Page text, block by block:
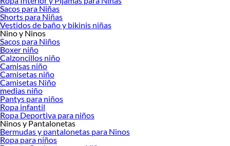
Sacos para Niñas
Shorts para Niñas
Vestidos de baño y bikinis niñas
Nino y Ninos
Sacos para Niños
Boxer niño
Calzoncillos niño
Camisas niño
Camisetas niño
Camisetas Niño
medias niño
Pantys para niños
Ropa infantil
Ropa Deportiva para niños
Ninos y Pantalonetas
Bermudas y pantalonetas para Ninos
Ropa para niños